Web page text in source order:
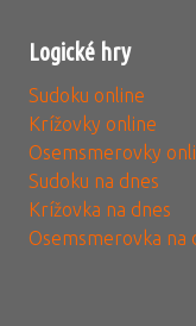
Logické hry
Sudoku online
Krížovky online
Osemsmerovky
Sudoku na dnes
Krížovka na dnes
Osemsmerovka na